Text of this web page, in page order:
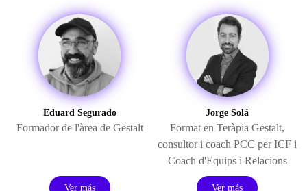
Eduard Segurado
Formador de l'àrea de Gestalt
Ver más
Jorge Solá
Format en Teràpia Gestalt,
consultor i coach PCC per ICF i
Coach d'Equips i Relacions
Ver más